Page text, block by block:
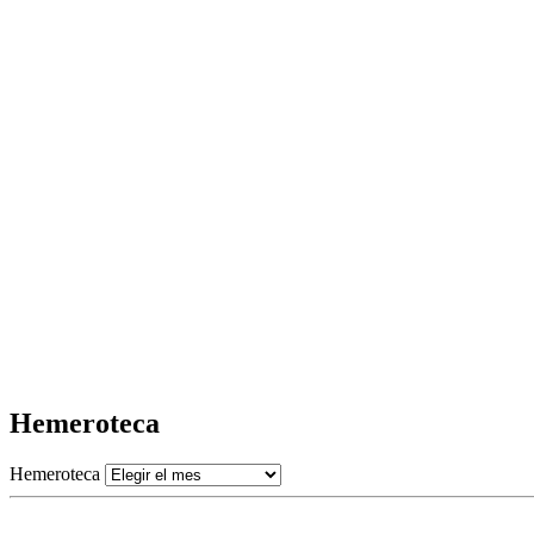
Hemeroteca
Hemeroteca